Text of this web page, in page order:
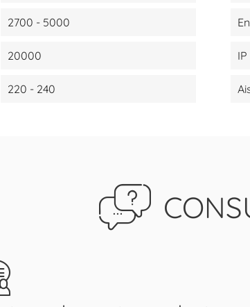
2700 - 5000
20000 IP
220 - 240